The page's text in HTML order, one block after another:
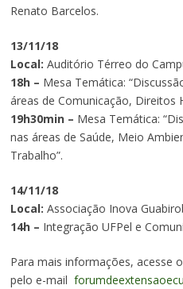
Renato Barcelos.
13/11/18
Local: Auditório Térreo do
18h – Mesa Temática:
áreas de Comunicação, Direitos
19h30min – Mesa Temática:
nas áreas de Saúde, Meio
Trabalho”.
14/11/18
Local: Associação Inova
14h – Integração UFPel e
Para mais informações, acesse o
pelo e-mail